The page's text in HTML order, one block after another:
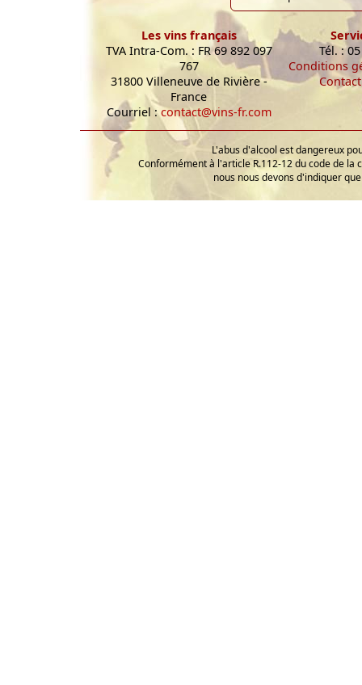
Les vins français
TVA Intra-Com. : FR 69 892 097
767
31800 Villeneuve de Rivière -
France
Courriel :contact@vins-fr.com
Tél. :
Conditions
Contact
L'abus d'alcool est dangereux
Conformément à l'article R.112-12 du code de la
nous nous devons d'indiquer